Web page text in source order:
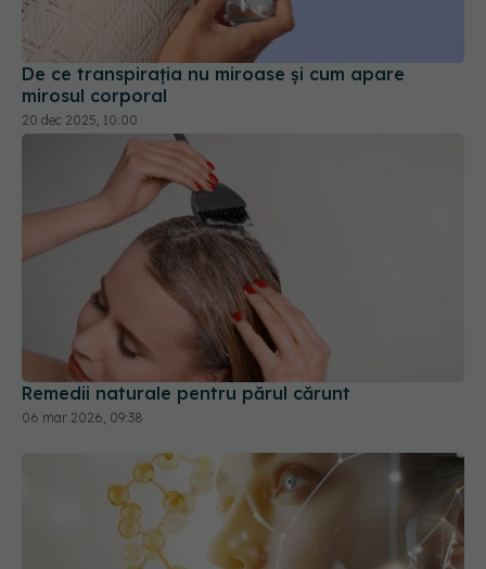
20 dec 2025, 10:00
Remedii naturale pentru părul cărunt
06 mar 2026, 09:38